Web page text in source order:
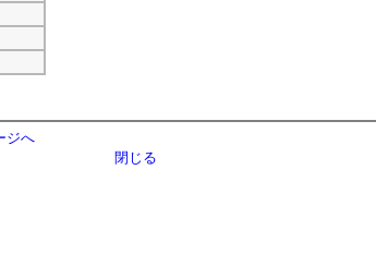
ジへ
閉じる